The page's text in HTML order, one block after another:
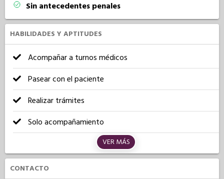
Sin antecedentes penales
HABILIDADES Y APTITUDES
Acompañar a turnos médicos
Pasear con el paciente
Realizar trámites
Solo acompañamiento
VER MÁS
CONTACTO